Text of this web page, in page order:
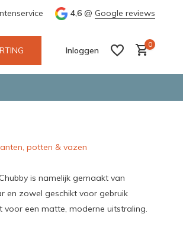
door o.a. Fietskoerier en GLS. Wij
4,6 @ Google reviews
Inloggen
0
potten & vazen
is namelijk gemaakt van
en zowel geschikt voor gebruik
een matte, moderne uitstraling.